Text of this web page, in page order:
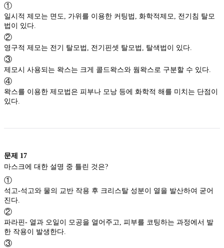
①
일시적 제모는 면도, 가위를 이용한 커팅법, 화학적제모, 전기침 탈모
법이 있다.
②
영구적 제모는 전기 탈모법, 전기핀셋 탈모법, 탈색법이 있다.
③
제모시 사용되는 왁스는 크게 콜드왁스와 웜왁스로 구분할 수 있다.
④
왁스를 이용한 제모법은 피부나 모낭 등에 화학적 해를 미치는 단점이
있다.
문제 17
①
석고-석고와 물의 교반 작용 후 크리스탈 성분이 열을 발산하여 굳어
진다.
②
파라핀- 열과 오일이 모공을 열어주고, 피부를 코팅하는 과정에서 발
한 작용이 발생한다.
③